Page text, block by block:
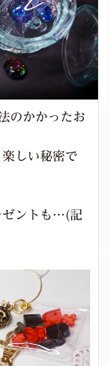
のかかったお
しい秘密で
ゼントも…(記